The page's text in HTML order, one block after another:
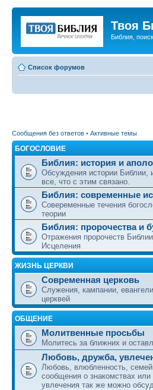
Твоя
Библия,
Список форумов
Сообщения без ответов • Активные темы
БОГОСЛОВИЕ
Библия: история и
Обсуждения истории Библии,
все, что с этим связано.
Библия: современные
Совеременные течения
теории
Библия: пророчества и
Отражения пророчеств
Исцеления
ЖИЗНЬ ЦЕРКВИ
Современная церковь
Служения, кампании,
церквей
ОБЩЕНИЕ
Молитвенные просьбы
Молитесь за ближних и
Любовь, дружба,
Любовь, влюбленность,
сообщения о знакомствах
увлечения так же можно